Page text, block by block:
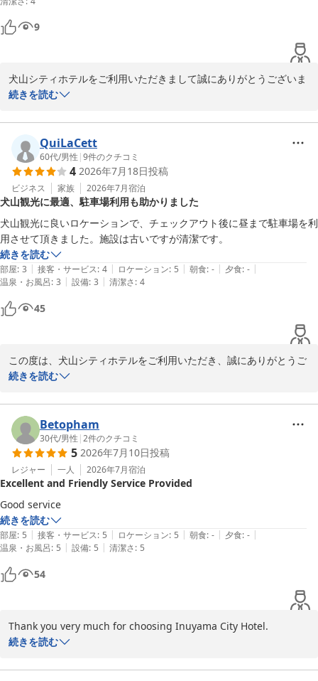
また犬山へお越しの際は、ぜひ当ホテルをご利用くださいませ。
Inuyama CityHotel　川島
犬山シティホテル
2026-08-05
9
犬山シティホテルをご利用いただきまして誠にありがとうございま
す。数あるホテルの中から当ホテルをお選びいただきましたこと、
お客様にお気軽にご利用いただける様、ネット料金を改定致しまし
た。週末やイベントがあるお日にちはお値段が上がってしまいます
事ご了承くださいませ。
これからも、お客様に快適にお過ごしいただけますよう、サービス
の向上と清潔なお部屋の提供に努めて参ります。
この度はご投稿いただきありがとうございました。またのご利用を
心よりお待ちいたしております。
犬山シティホテル
2026-08-02
続きを読む
QuiLaCett
60代/男性 |9件のクチコミ
4 2026年7月18日投稿
ビジネス 家族 2026年7月宿泊
犬山観光に最適、駐車場利用も助かりました
犬山観光に良いロケーションで、チェックアウト後に昼まで駐車場を利
用させて頂きました。施設は古いですが清潔です。
続きを読む
部屋: 3 | 接客・サービス: 4 | ロケーション: 5 | 朝食: - | 夕食: - |
温泉・お風呂: 3 | 設備: 3 | 清潔さ: 4
45
この度は、犬山シティホテルをご利用いただき、誠にありがとうご
ざいました。
徒歩15分程と非常に便利な立地にございます。
チェックイン前、チェックアウト後に散策される際はお車の駐車や
お荷物のお預かりなど可能な限り対応いたしますので、お気軽にフ
ロントまでお申し付けください。
今後もサービスの向上と清潔なお部屋の提供に努めて参ります。
ご多用の中、ご投稿いただきましてありがとうございました。
犬山シティホテル　牛越
犬山シティホテル
続きを読む
Betopham
30代/男性 |2件のクチコミ
5 2026年7月10日投稿
レジャー 一人 2026年7月宿泊
Excellent and Friendly Service Provided
Good service
続きを読む
部屋: 5 | 接客・サービス: 5 | ロケーション: 5 | 朝食: - | 夕食: - |
温泉・お風呂: 5 | 設備: 5 | 清潔さ: 5
54
Thank you very much for choosing Inuyama City Hotel.
We also appreciate your kind words about our staff.
clean rooms so that you can have a safe and comfortable stay.
続きを読む